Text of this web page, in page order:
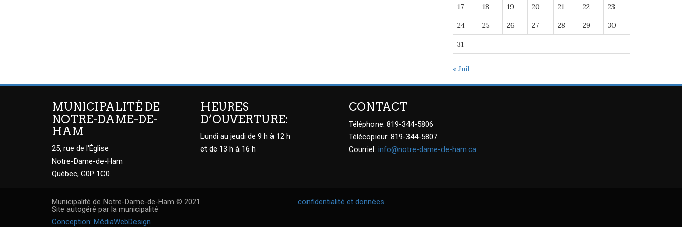
17 18 19 20 21 22 23
24 25 26 27 28 29 30
31
« Juil
MUNICIPALITÉ DE
NOTRE-DAME-DE-
HAM
25, rue de l'Église
Notre-Dame-de-Ham
Québec, G0P 1C0
HEURES
D’OUVERTURE:
Lundi au jeudi de 9 h à 12 h
et de 13 h à 16 h
CONTACT
Téléphone: 819-344-5806
Télécopieur: 819-344-5807
Courriel: info@notre-dame-de-ham.ca
Municipalité de Notre-Dame-de-Ham © 2021
Site autogéré par la municipalité
Conception: MédiaWebDesign
confidentialité et données